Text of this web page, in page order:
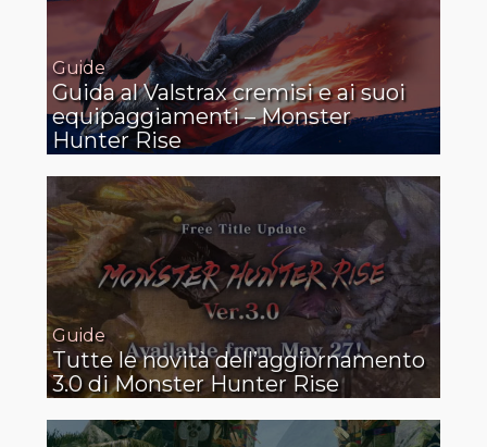
Guide
Guida al Valstrax cremisi e ai suoi
equipaggiamenti – Monster
Hunter Rise
Guide
Tutte le novità dell’aggiornamento
3.0 di Monster Hunter Rise